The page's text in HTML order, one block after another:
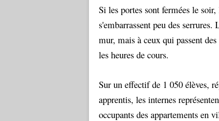
Si les portes sont fermées le
s'embarrassent peu des
mur, mais à ceux qui passent
les heures de cours.
Sur un effectif de 1 050 élèves,
apprentis, les internes
occupants des appartements en